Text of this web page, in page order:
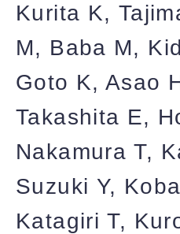
Kurita K,
M, Baba M,
Goto K, Asao
Takashita E,
Nakamura T,
Suzuki Y,
Katagiri T,